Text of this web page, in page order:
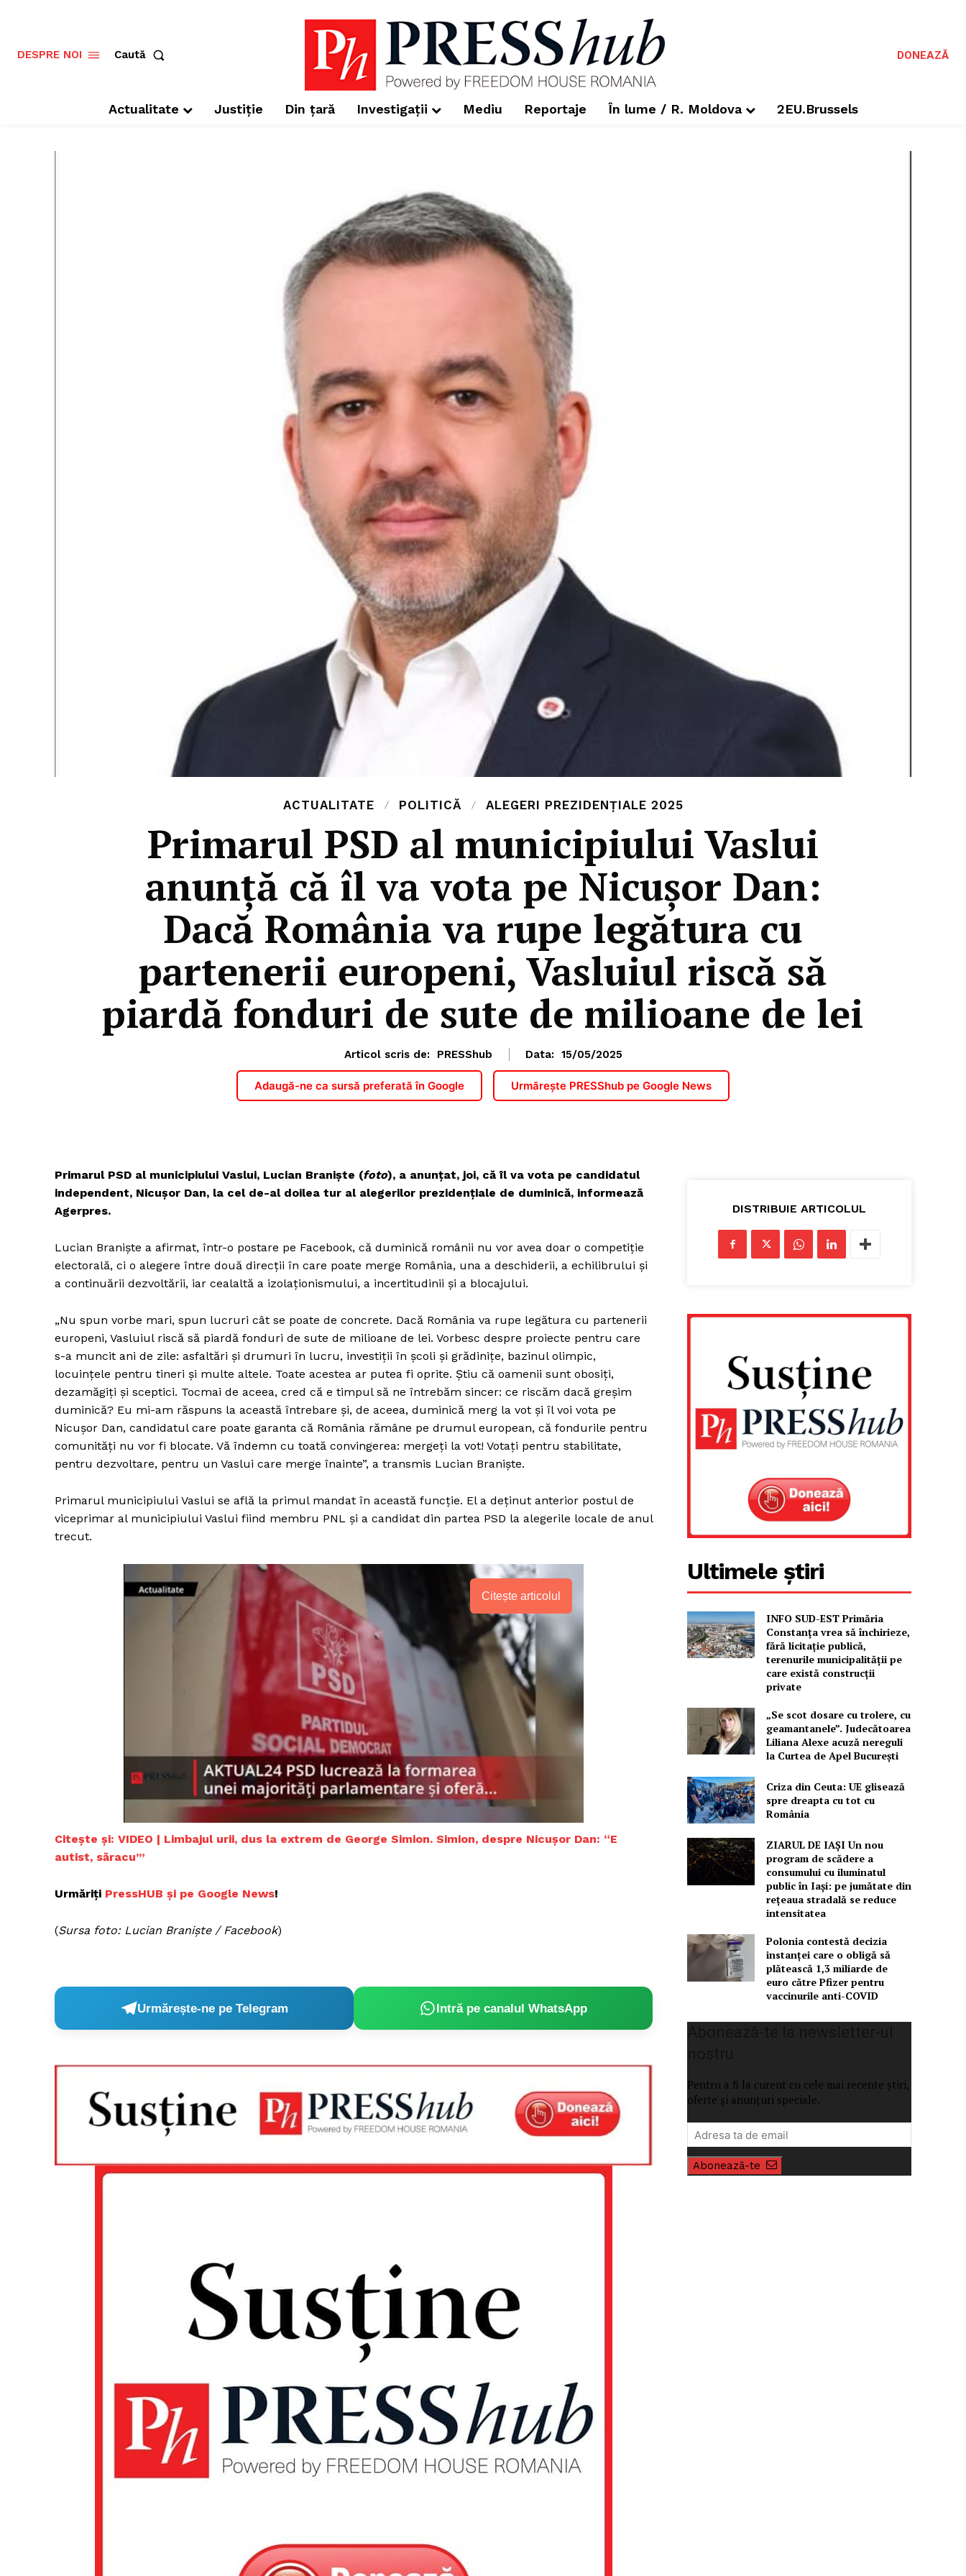
Un proiect
FREEDOM HOUSE
ROMÂNIA
PRESShub
Despre noi / Echipa
Proiecte editoriale
Rețea
Contact
DESPRE NOI Caută DONEAZĂ
Actualitate Justiție Din țară Investigații Mediu Reportaje În lume / R. Moldova 2EU.Brussels
ACTUALITATE POLITICĂ ALEGERI PREZIDENȚIALE 2025
Primarul PSD al municipiului Vaslui
anunţă că îl va vota pe Nicuşor Dan:
Dacă România va rupe legătura cu
partenerii europeni, Vasluiul riscă să
piardă fonduri de sute de milioane de lei
Articol scris de: PRESShub Data: 15/05/2025
Adaugă-ne ca sursă preferată în Google Urmărește PRESShub pe Google News
Primarul PSD al municipiului Vaslui, Lucian Branişte (foto), a anunţat, joi, că îl va vota pe candidatul
independent, Nicuşor Dan, la cel de-al doilea tur al alegerilor prezidenţiale de duminică, informează
Agerpres.
Lucian Branişte a afirmat, într-o postare pe Facebook, că duminică românii nu vor avea doar o competiţie
electorală, ci o alegere între două direcţii în care poate merge România, una a deschiderii, a echilibrului şi
a continuării dezvoltării, iar cealaltă a izolaţionismului, a incertitudinii şi a blocajului.
„Nu spun vorbe mari, spun lucruri cât se poate de concrete. Dacă România va rupe legătura cu partenerii
europeni, Vasluiul riscă să piardă fonduri de sute de milioane de lei. Vorbesc despre proiecte pentru care
s-a muncit ani de zile: asfaltări şi drumuri în lucru, investiţii în şcoli şi grădiniţe, bazinul olimpic,
locuinţele pentru tineri şi multe altele. Toate acestea ar putea fi oprite. Ştiu că oamenii sunt obosiţi,
dezamăgiţi şi sceptici. Tocmai de aceea, cred că e timpul să ne întrebăm sincer: ce riscăm dacă greşim
duminică? Eu mi-am răspuns la această întrebare şi, de aceea, duminică merg la vot şi îl voi vota pe
Nicuşor Dan, candidatul care poate garanta că România rămâne pe drumul european, că fondurile pentru
comunităţi nu vor fi blocate. Vă îndemn cu toată convingerea: mergeţi la vot! Votaţi pentru stabilitate,
pentru dezvoltare, pentru un Vaslui care merge înainte”, a transmis Lucian Branişte.
Primarul municipiului Vaslui se află la primul mandat în această funcţie. El a deţinut anterior postul de
viceprimar al municipiului Vaslui fiind membru PNL şi a candidat din partea PSD la alegerile locale de anul
trecut.
Citește articolul
Citește și: VIDEO | Limbajul urii, dus la extrem de George Simion. Simion, despre Nicușor Dan: “E
autist, săracu’”
Urmăriți PressHUB și pe Google News!
(Sursa foto: Lucian Branişte / Facebook)
Urmărește-ne pe Telegram Intră pe canalul WhatsApp
DISTRIBUIE ARTICOLUL
Ultimele știri
INFO SUD-EST Primăria
Constanța vrea să închirieze,
fără licitație publică,
terenurile municipalității pe
care există construcții
private
„Se scot dosare cu trolere, cu
geamantanele”. Judecătoarea
Liliana Alexe acuză nereguli
la Curtea de Apel București
Criza din Ceuta: UE glisează
spre dreapta cu tot cu
România
ZIARUL DE IAȘI Un nou
program de scădere a
consumului cu iluminatul
public în Iași: pe jumătate din
rețeaua stradală se reduce
intensitatea
Polonia contestă decizia
instanței care o obligă să
plătească 1,3 miliarde de
euro către Pfizer pentru
vaccinurile anti-COVID
Pentru a fi la curent cu cele mai recente știri,
oferte și anunțuri speciale.
Abonează-te